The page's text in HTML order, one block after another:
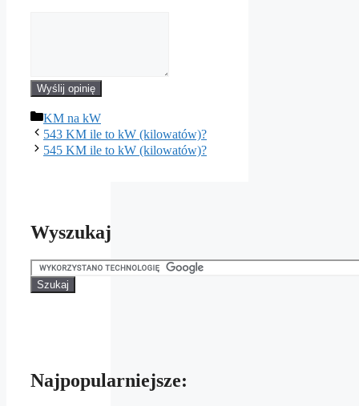
Wyślij opinię
Kategorie
KM na kW
543 KM ile to kW (kilowatów)?
545 KM ile to kW (kilowatów)?
Wyszukaj
Najpopularniejsze: